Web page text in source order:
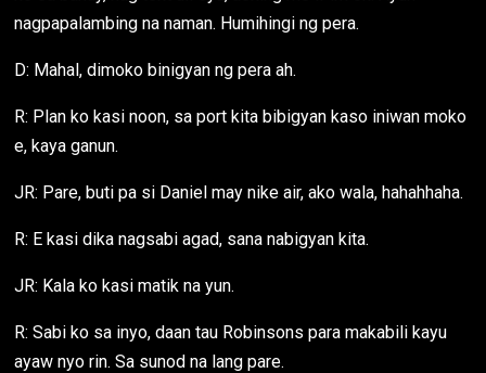
nagpapalambing na naman. Humihingi ng pera.
D: Mahal, dimoko binigyan ng pera ah.
R: Plan ko kasi noon, sa port kita bibigyan kaso iniwan moko
e, kaya ganun.
JR: Pare, buti pa si Daniel may nike air, ako wala, hahahhaha.
R: E kasi dika nagsabi agad, sana nabigyan kita.
JR: Kala ko kasi matik na yun.
R: Sabi ko sa inyo, daan tau Robinsons para makabili kayu
ayaw nyo rin. Sa sunod na lang pare.